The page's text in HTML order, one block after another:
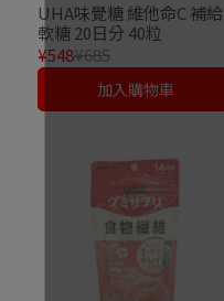
UHA味覺糖 維他命C 補給
軟糖 20日分 40粒
¥548¥685
加入購物車